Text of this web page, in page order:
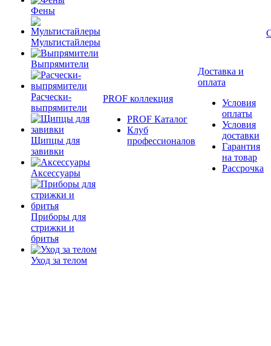
Фены
Мультистайлеры
Выпрямители
Расчески-
выпрямители
Щипцы для
завивки
Аксессуары
Приборы для
стрижки и
бритья
Уход за телом
PROF коллекция
PROF Каталог
Клуб
профессионалов
Доставка и
оплата
Условия
оплаты
Условия
доставки
Гарантия
на товар
Рассрочка